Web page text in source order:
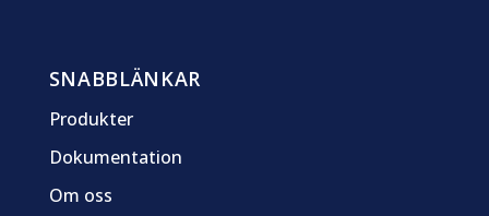
SNABBLÄNKAR
Produkter
Dokumentation
Om oss